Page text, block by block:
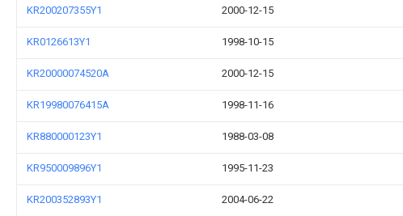
KR200207355Y1 2000-12-15
KR0126613Y1 1998-10-15
KR20000074520A 2000-12-15
KR19980076415A 1998-11-16
KR880000123Y1 1988-03-08
KR950009896Y1 1995-11-23
KR200352893Y1 2004-06-22